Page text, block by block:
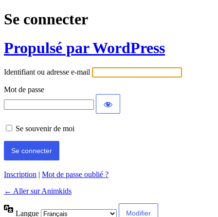
Se connecter
Propulsé par WordPress
Identifiant ou adresse e-mail
Mot de passe
Se souvenir de moi
Inscription | Mot de passe oublié ?
← Aller sur Animkids
Langue